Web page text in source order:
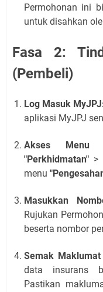
Permohonan ini
untuk disahkan
Fasa 2:
(Pembeli)
Log Masuk
aplikasi MyJPJ
Akses Menu
"Perkhidmatan" >
menu
Masukkan
Rujukan
beserta nombor
Semak
data insurans
Pastikan